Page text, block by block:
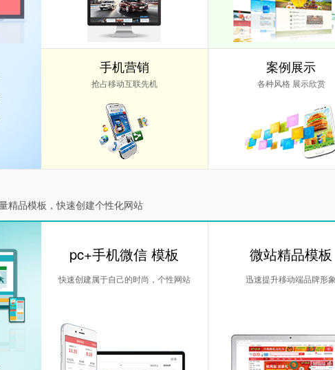
手机营销
抢占移动互联先机
案例展示
各种风格 展示欣赏
精品模板，快速创建个性化网站
pc+手机微信 模板
快速创建属于自己的时尚，个性网站
微站精品模板
迅速提升移动端品牌形象